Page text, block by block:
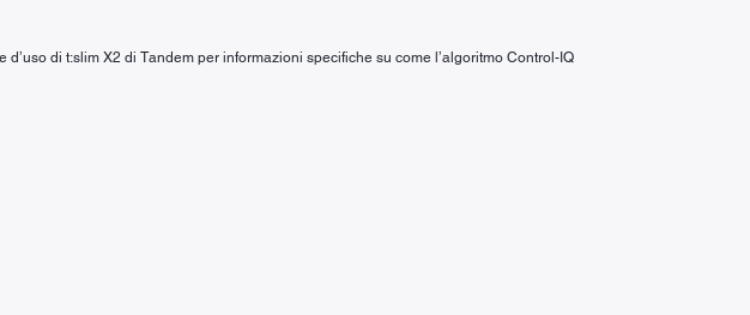
di t:slim X2 di Tandem per informazioni specifiche su come l’algoritmo Control-IQ